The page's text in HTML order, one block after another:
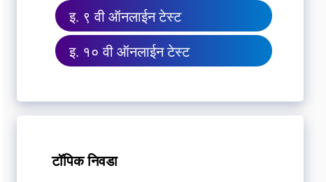
इ. ९ वी ऑनलाईन टेस्ट
इ. १० वी ऑनलाईन टेस्ट
टॉपिक निवडा